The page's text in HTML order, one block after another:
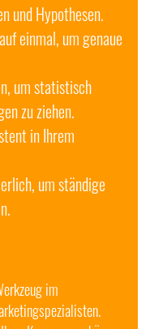
und Hypothesen.
einmal, um genaue
um statistisch
zu ziehen.
in Ihrem
um ständige
im